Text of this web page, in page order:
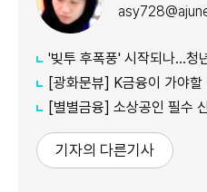
'빚투 후폭풍' 시작되나…청
[광화문뷰] K금융이 가야할
[별별금융] 소상공인 필수 신
기자의 다른기사